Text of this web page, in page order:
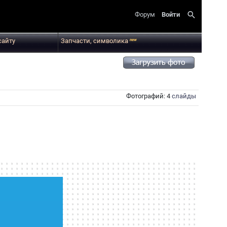
Форум Войти search
Запчасти, символикаnew
Фотографий: 4 слайды